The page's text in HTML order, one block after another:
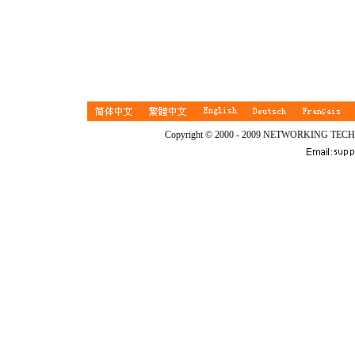
Copyright © 2000 - 2009 NETWORKING